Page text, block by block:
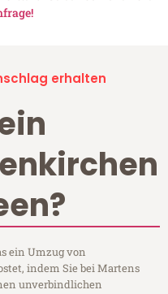
erhalten
ein Umzug von
indem Sie bei Martens
unverbindlichen